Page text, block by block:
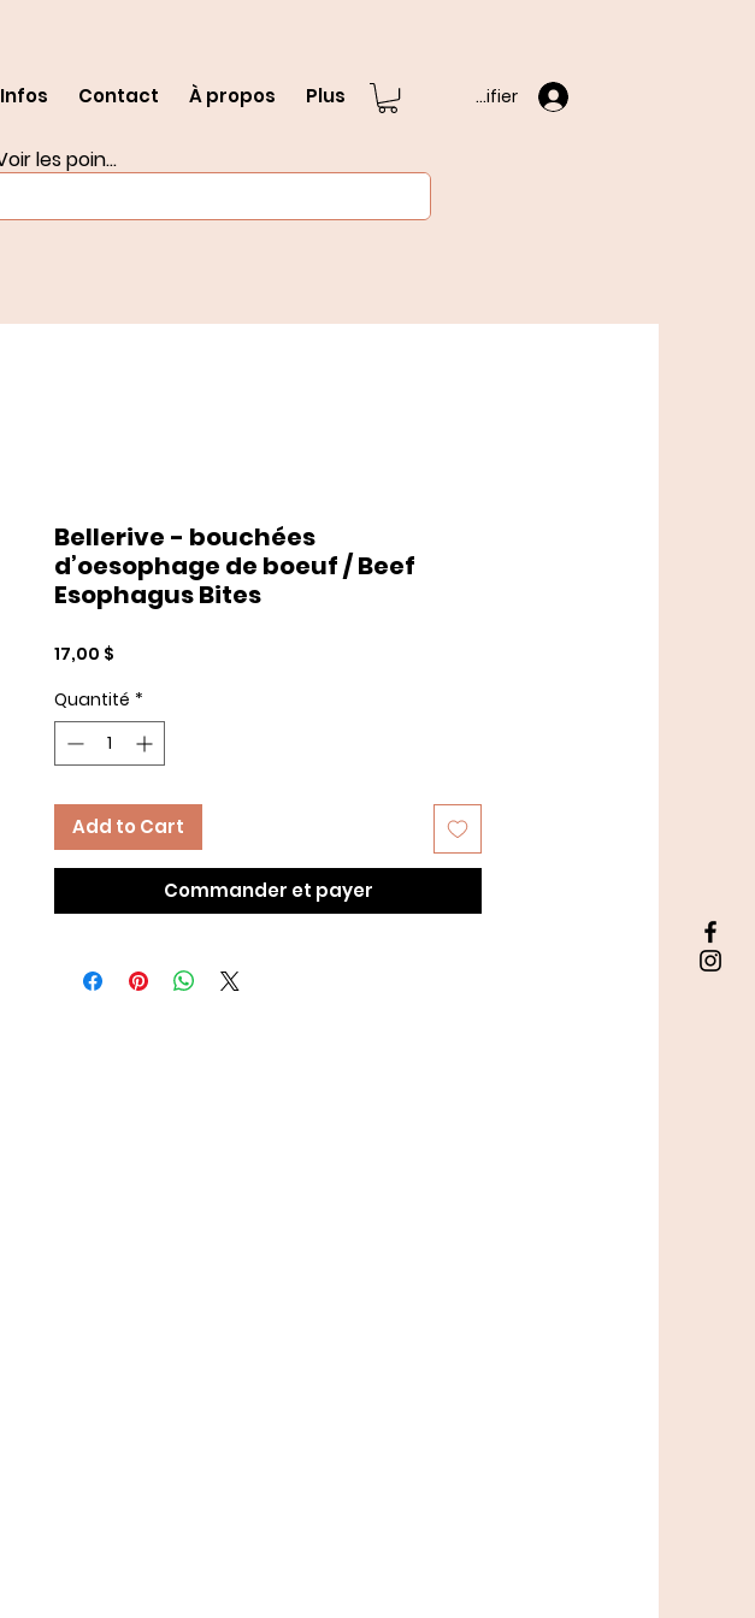
Infos Contact À propos Plus
Voir les points
S'identifier
Bellerive - bouchées
d’oesophage de boeuf / Beef
Esophagus Bites
17,00 $
Quantité *
Add to Cart
Commander et payer